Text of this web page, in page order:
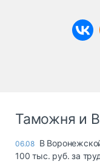
Таможня и
06.08 В
100 тыс. руб. за